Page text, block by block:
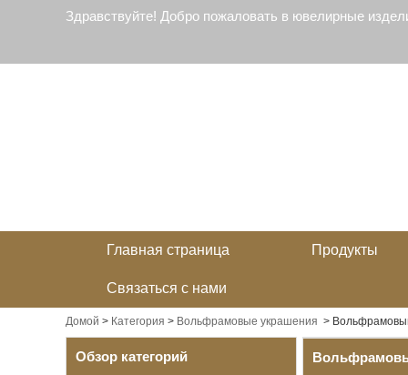
Здравствуйте! Добро пожаловать в ювелирные
Главная страница Продукты
Связаться с нами
Домой > Категория > Вольфрамовые украшения >
Обзор категорий